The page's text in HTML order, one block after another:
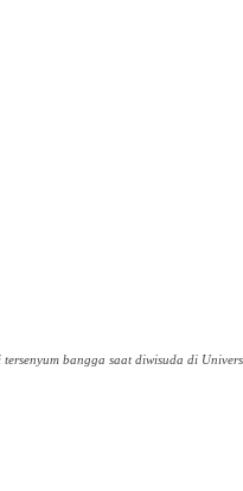
bangga saat diwisuda di